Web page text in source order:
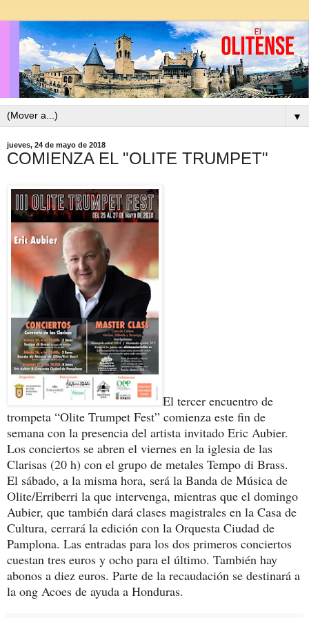
▼
jueves, 24 de mayo de 2018
COMIENZA EL "OLITE TRUMPET"
El tercer encuentro de
trompeta “Olite Trumpet Fest” comienza este fin de
semana con la presencia del artista invitado Eric Aubier.
Los conciertos se abren el viernes en la iglesia de las
Clarisas (20 h) con el grupo de metales Tempo di Brass.
El sábado, a la misma hora, será la Banda de Música de
Olite/Erriberri la que intervenga, mientras que el domingo
Aubier, que también dará clases magistrales en la Casa de
Cultura, cerrará la edición con la Orquesta Ciudad de
Pamplona. Las entradas para los dos primeros conciertos
cuestan tres euros y ocho para el último. También hay
abonos a diez euros. Parte de la recaudación se destinará a
la ong Acoes de ayuda a Honduras.